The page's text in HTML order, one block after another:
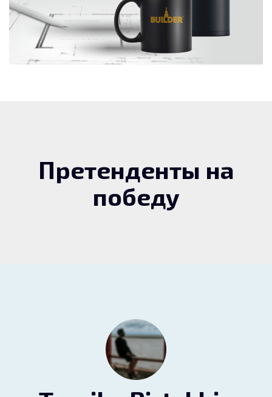
Претенденты на
победу